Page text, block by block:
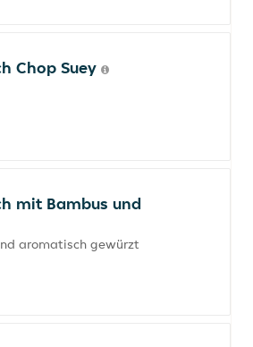
Chop Suey
mit Bambus und
aromatisch gewürzt